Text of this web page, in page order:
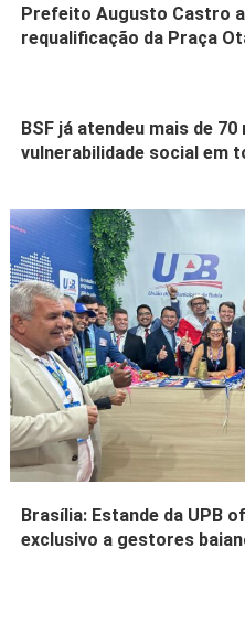
Prefeito Augusto Castro
requalificação da Praça
BSF já atendeu mais de
vulnerabilidade social em
Brasília: Estande da UPB
exclusivo a gestores